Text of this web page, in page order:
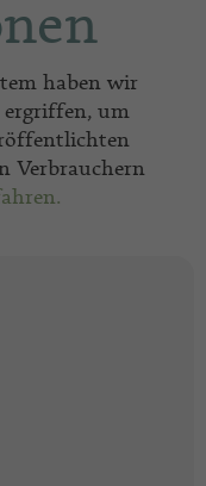
haben wir
ergriffen, um
Verbrauchern